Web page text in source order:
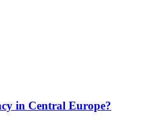
in Central Europe?